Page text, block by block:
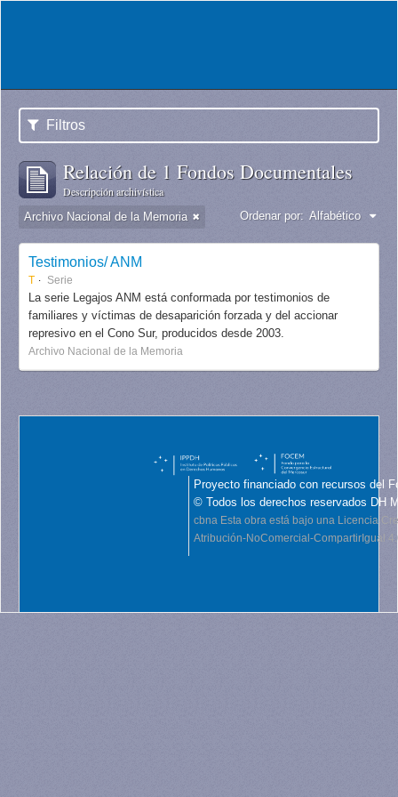
Filtros
Relación de 1 Fondos Documentales
Descripción archivística
Archivo Nacional de la Memoria Ordenar por: Alfabético
Testimonios/ ANM
T Serie
La serie Legajos ANM está conformada por testimonios de
familiares y víctimas de desaparición forzada y del accionar
represivo en el Cono Sur, producidos desde 2003.
Archivo Nacional de la Memoria
Proyecto financiado con recursos del
© Todos los derechos reservados DH
cbna Esta obra está bajo una Licencia
Atribución-NoComercial-CompartirIgual